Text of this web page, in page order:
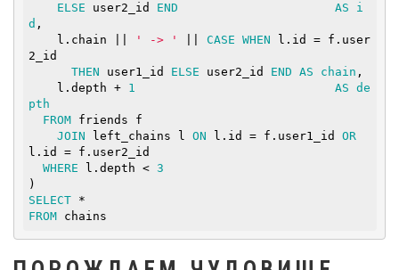
ELSE user2_id END AS
i
d ,
    l.chain ||
' -> ' CASE WHEN l.id = f.user
2_id
THEN user1_id ELSE user2_id END AS chain ,
    l.depth +
1 AS de
pth
FROM friends f
JOIN left_chains l ON l.id = f.user1_id OR
l.id = f.user2_id
WHERE l.depth < 3
SELECT
FROM chains